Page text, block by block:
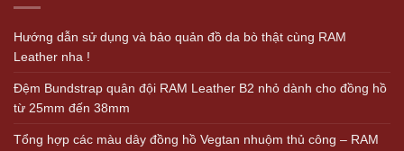
Hướng dẫn sử dụng và bảo quản đồ da bò thật cùng RAM
Leather nha !
Đệm Bundstrap quân đội RAM Leather B2 nhỏ dành cho đồng hồ
từ 25mm đến 38mm
Tổng hợp các màu dây đồng hồ Vegtan nhuộm thủ công – RAM